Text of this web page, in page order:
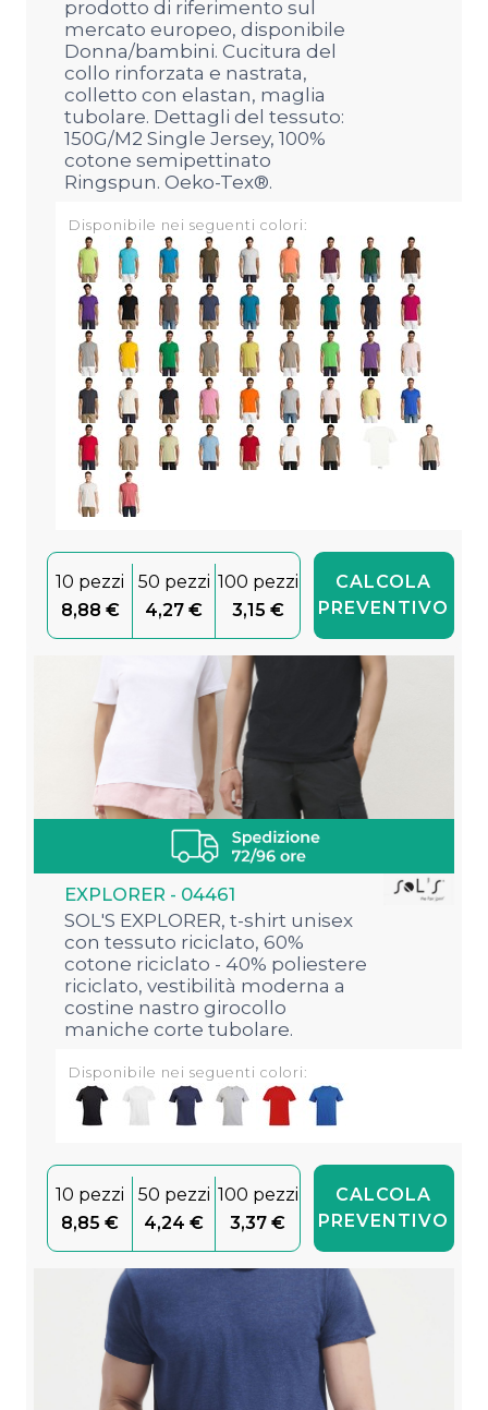
prodotto di riferimento sul
mercato europeo, disponibile
Donna/bambini. Cucitura del
collo rinforzata e nastrata,
colletto con elastan, maglia
tubolare. Dettagli del tessuto:
150G/M2 Single Jersey, 100%
cotone semipettinato
Ringspun. Oeko-Tex®.
Disponibile nei seguenti colori:
10 pezzi
8,88 €
50 pezzi
4,27 €
100 pezzi
3,15 €
CALCOLA
PREVENTIVO
EXPLORER - 04461
SOL'S EXPLORER, t-shirt unisex
con tessuto riciclato, 60%
cotone riciclato - 40% poliestere
riciclato, vestibilità moderna a
costine nastro girocollo
maniche corte tubolare.
Disponibile nei seguenti colori:
10 pezzi
8,85 €
50 pezzi
4,24 €
100 pezzi
3,37 €
CALCOLA
PREVENTIVO